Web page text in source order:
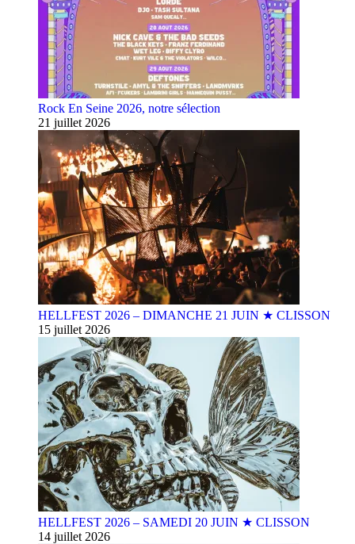
Rock En Seine 2026, notre sélection
21 juillet 2026
HELLFEST 2026 – DIMANCHE 21 JUIN ★ CLISSON
15 juillet 2026
HELLFEST 2026 – SAMEDI 20 JUIN ★ CLISSON
14 juillet 2026